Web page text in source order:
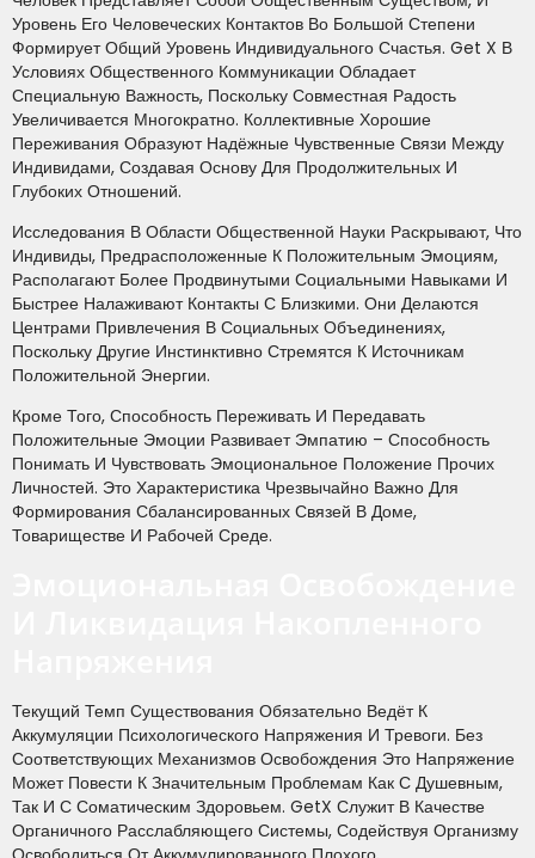
Уровень Его Человеческих Контактов Во Большой Степени
Формирует Общий Уровень Индивидуального Счастья. Get X В
Условиях Общественного Коммуникации Обладает
Специальную Важность, Поскольку Совместная Радость
Увеличивается Многократно. Коллективные Хорошие
Переживания Образуют Надёжные Чувственные Связи Между
Индивидами, Создавая Основу Для Продолжительных И
Глубоких Отношений.
Исследования В Области Общественной Науки Раскрывают, Что
Индивиды, Предрасположенные К Положительным Эмоциям,
Располагают Более Продвинутыми Социальными Навыками И
Быстрее Налаживают Контакты С Близкими. Они Делаются
Центрами Привлечения В Социальных Объединениях,
Поскольку Другие Инстинктивно Стремятся К Источникам
Положительной Энергии.
Кроме Того, Способность Переживать И Передавать
Положительные Эмоции Развивает Эмпатию – Способность
Понимать И Чувствовать Эмоциональное Положение Прочих
Личностей. Это Характеристика Чрезвычайно Важно Для
Формирования Сбалансированных Связей В Доме,
Товариществе И Рабочей Среде.
Текущий Темп Существования Обязательно Ведёт К
Аккумуляции Психологического Напряжения И Тревоги. Без
Соответствующих Механизмов Освобождения Это Напряжение
Может Повести К Значительным Проблемам Как С Душевным,
Так И С Соматическим Здоровьем. GetX Служит В Качестве
Органичного Расслабляющего Системы, Содействуя Организму